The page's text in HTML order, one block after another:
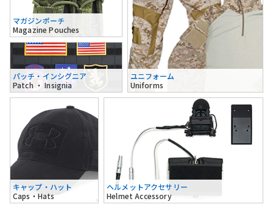
マガジンポーチ
Magazine Pouches
パッチ・インシグニア
Patch ・ Insignia
ユニフォーム
Uniforms
キャップ・ハット
Caps・Hats
ヘルメットアクセサリー
Helmet Accessory